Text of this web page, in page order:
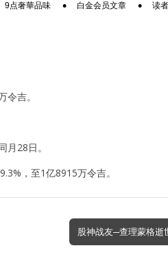
9点奢華品味 白金会员文章 读
吉。
28日。
，至1亿8915万令吉。
股神战友─查理蒙格